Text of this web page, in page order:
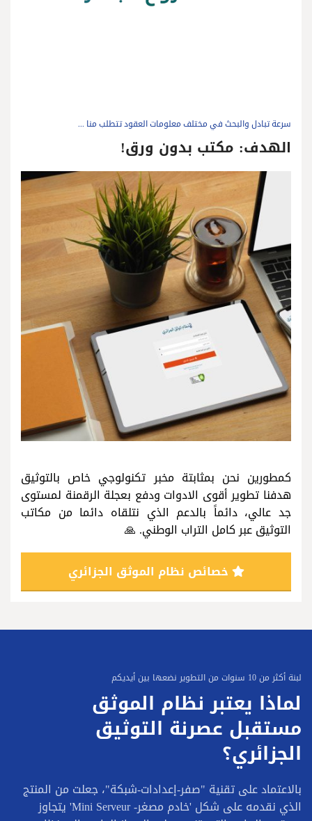
سرعة تبادل والبحث في مختلف معلومات العقود تتطلب منا ...
الهدف: مكتب بدون ورق!
كمطورين نحن بمثابتة مخبر تكنولوجي خاص بالتوثيق
هدفنا تطوير أقوى الادوات ودفع بعجلة الرقمنة لمستوى
جد عالي، دائماً بالدعم الذي نتلقاه دائما من مكاتب
التوثيق عبر كامل التراب الوطني. 🙏
خصائص نظام الموثق الجزائري
لبنة أكثر من 10 سنوات من التطوير نضعها بين أيديكم
لماذا يعتبر نظام الموثق
مستقبل عصرنة التوثيق
الجزائري؟
بالاعتماد على تقنية "صفر-إعدادات-شبكة"، جعلت من المنتج
الذي نقدمه على شكل 'خادم مصغر- Mini Serveur' يتجاوز